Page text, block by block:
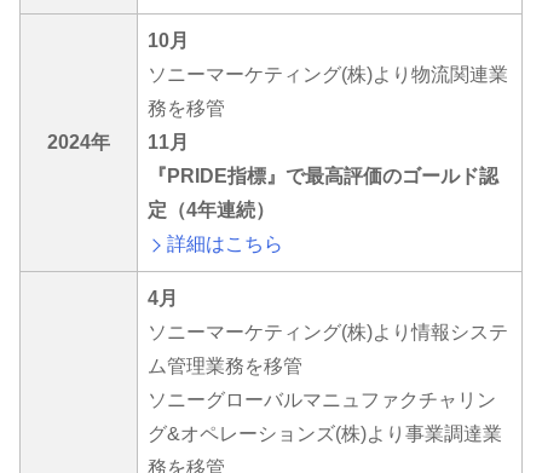
2024年
10月
ソニーマーケティング(株)より物流関連業
務を移管
11月
『PRIDE指標』で最高評価のゴールド認
定（4年連続）
詳細はこちら
4月
ソニーマーケティング(株)より情報システ
ム管理業務を移管
ソニーグローバルマニュファクチャリン
グ&オペレーションズ(株)より事業調達業
務を移管